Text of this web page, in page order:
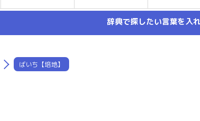
辞典で探したい言葉を入
ばいち【培地】